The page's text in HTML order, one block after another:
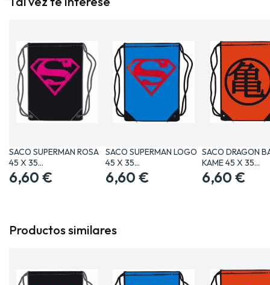
SACO SUPERMAN ROSA
45 X 35
MERCHANDISING…
6,60 €
SACO SUPERMAN LOGO
45 X 35
MERCHANDISING…
6,60 €
SACO DRAGON
KAME 45 X 35
6,60 €
Productos similares